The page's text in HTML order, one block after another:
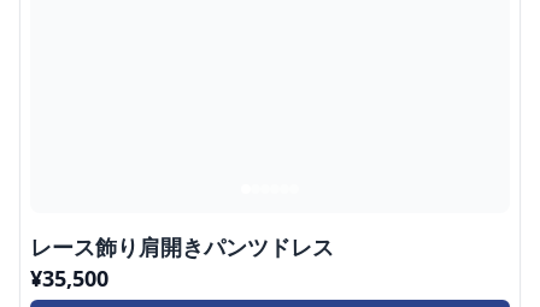
レース飾り肩開きパンツドレス
¥35,500